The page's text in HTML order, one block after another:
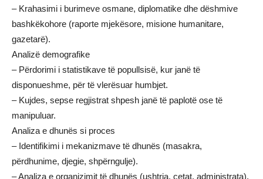
– Krahasimi i burimeve osmane, diplomatike dhe dëshmive
bashkëkohore (raporte mjekësore, misione humanitare,
gazetarë).
Analizë demografike
– Përdorimi i statistikave të popullsisë, kur janë të
disponueshme, për të vlerësuar humbjet.
– Kujdes, sepse regjistrat shpesh janë të paplotë ose të
manipuluar.
Analiza e dhunës si proces
– Identifikimi i mekanizmave të dhunës (masakra,
përdhunime, djegie, shpërngulje).
– Analiza e organizimit të dhunës (ushtria, çetat, administrata).